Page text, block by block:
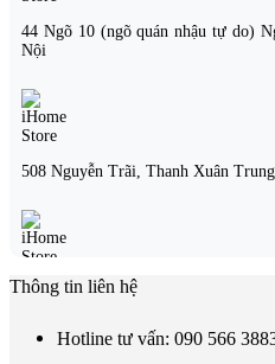
44 Ngõ 10 (ngõ quán nhậu tự do)
Nội
508 Nguyễn Trãi, Thanh Xuân
21 Nguyễn Đức Cảnh, Hoàng Mai,
Thông tin liên hệ
Hotline tư vấn: 090 566